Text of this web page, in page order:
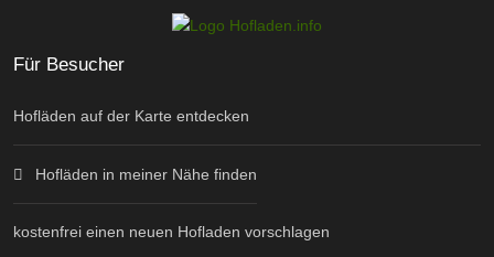
Für Besucher
Hofläden auf der Karte entdecken
Hofläden in meiner Nähe finden
kostenfrei einen neuen Hofladen vorschlagen